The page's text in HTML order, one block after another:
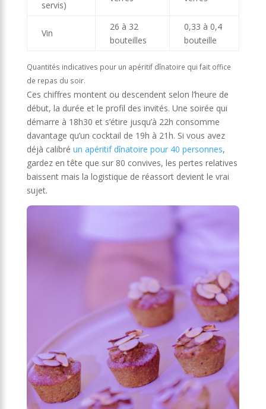
servis)
Vin
26 à 32
bouteilles
0,33 à 0,4
bouteille
Quantités indicatives pour un apéritif dînatoire qui fait office
de repas du soir.
Ces chiffres montent ou descendent selon l’heure de
début, la durée et le profil des invités. Une soirée qui
démarre à 18h30 et s’étire jusqu’à 22h consomme
davantage qu’un cocktail de 19h à 21h. Si vous avez
déjà calibré un apéritif dînatoire pour 40 personnes,
gardez en tête que sur 80 convives, les pertes relatives
baissent mais la logistique de réassort devient le vrai
sujet.